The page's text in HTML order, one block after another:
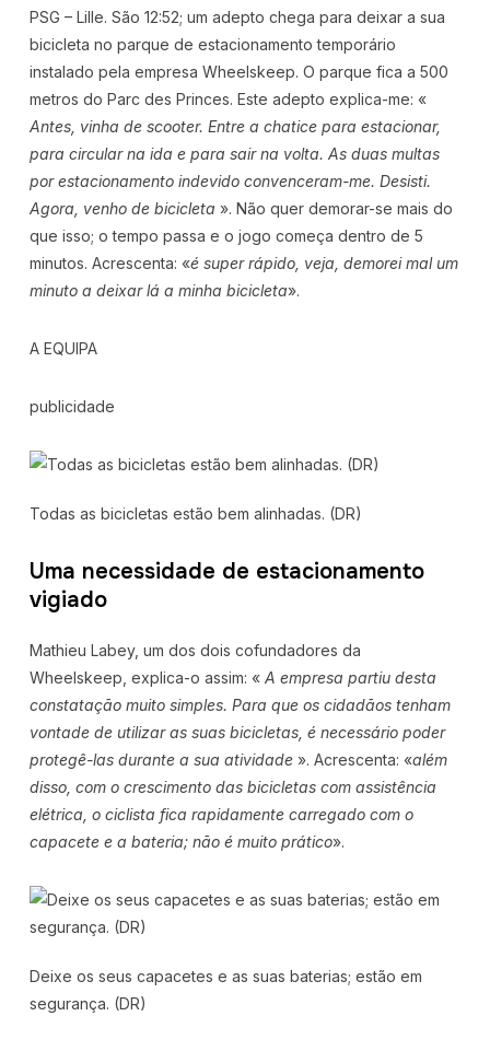
PSG – Lille. São 12:52; um adepto chega para deixar a sua
bicicleta no parque de estacionamento temporário
instalado pela empresa Wheelskeep. O parque fica a 500
metros do Parc des Princes. Este adepto explica-me: «
Antes, vinha de scooter. Entre a chatice para estacionar,
para circular na ida e para sair na volta. As duas multas
por estacionamento indevido convenceram-me. Desisti.
Agora, venho de bicicleta ». Não quer demorar-se mais do
que isso; o tempo passa e o jogo começa dentro de 5
minutos. Acrescenta: «é super rápido, veja, demorei mal um
minuto a deixar lá a minha bicicleta».
A EQUIPA
publicidade
Todas as bicicletas estão bem alinhadas. (DR)
Uma necessidade de estacionamento
vigiado
Mathieu Labey, um dos dois cofundadores da
Wheelskeep, explica-o assim: « A empresa partiu desta
constatação muito simples. Para que os cidadãos tenham
vontade de utilizar as suas bicicletas, é necessário poder
protegê-las durante a sua atividade ». Acrescenta: «além
disso, com o crescimento das bicicletas com assistência
elétrica, o ciclista fica rapidamente carregado com o
capacete e a bateria; não é muito prático».
Deixe os seus capacetes e as suas baterias; estão em
segurança. (DR)